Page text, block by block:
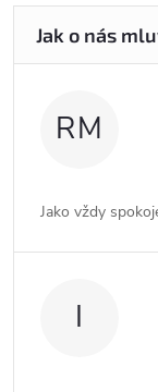
RM
Jako vždy
I